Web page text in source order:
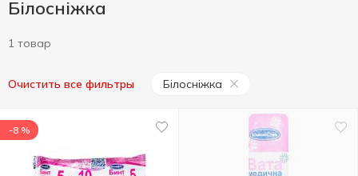
Білосніжка
1 товар
Очистить все фильтры Білосніжка
-8 %